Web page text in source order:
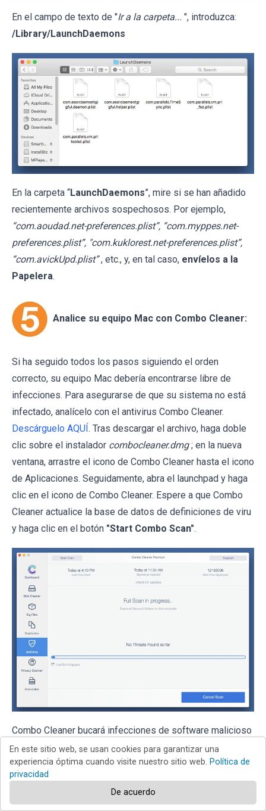
En el campo de texto de "Ir a la carpeta... ", introduzca:
/Library/LaunchDaemons
En la carpeta “LaunchDaemons”, mire si se han añadido
recientemente archivos sospechosos. Por ejemplo,
“com.aoudad.net-preferences.plist”, “com.myppes.net-
preferences.plist”, "com.kuklorest.net-preferences.plist”,
“com.avickUpd.plist” , etc., y, en tal caso, envíelos a la
Papelera.
Analice su equipo Mac con Combo Cleaner:
Si ha seguido todos los pasos siguiendo el orden
correcto, su equipo Mac debería encontrarse libre de
infecciones. Para asegurarse de que su sistema no está
infectado, analícelo con el antivirus Combo Cleaner.
Descárguelo AQUÍ . Tras descargar el archivo, haga doble
clic sobre el instalador combocleaner.dmg ; en la nueva
ventana, arrastre el icono de Combo Cleaner hasta el icono
de Aplicaciones. Seguidamente, abra el launchpad y haga
clic en el icono de Combo Cleaner. Espere a que Combo
Cleaner actualice la base de datos de definiciones de viru
y haga clic en el botón "Start Combo Scan".
Combo Cleaner bucará infecciones de software malicioso
en su equipo. Si el resultado del análisis antivirus es "no
threats found", quiere decir que puede continuar con la
guía de desinfección; de lo contrario, se recomineda
eliminar las infecciones encontradas antes de continuar.
En este sitio web, se usan cookies para garantizar una
experiencia óptima cuando visite nuestro sitio web. Política de
privacidad
De acuerdo